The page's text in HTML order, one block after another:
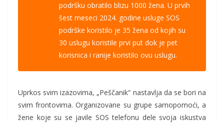
podršku obratilo blizu 1000 žena. U prvih
šest meseci 2024. godine usluge SOS
podrške koristilo je 35 žena od kojih su
30 uslugu koristile prvi put dok je pet
korisnica i ranije koristilo ovu uslugu.
Uprkos svim izazovima, „Peščanik“ nastavlja da se bori na
svim frontovima. Organizovane su grupe samopomoći, a
žene koje su se javile SOS telefonu dele svoja iskustva